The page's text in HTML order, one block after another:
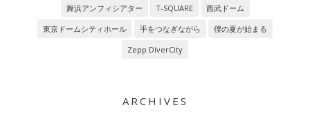
舞浜アンフィシアター
T-SQUARE
西武ドーム
東京ドームシティホール
手をつなぎながら
僕の夏が始まる
Zepp DiverCity
ARCHIVES